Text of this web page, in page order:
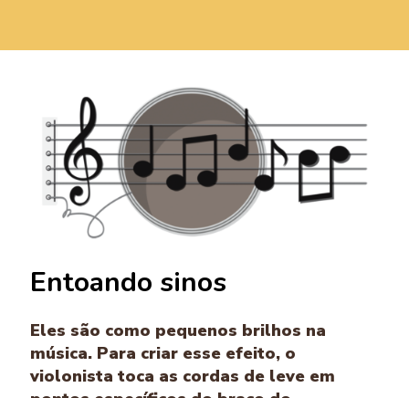
Entoando sinos
Eles são como pequenos brilhos na
música. Para criar esse efeito, o
violonista toca as cordas de leve em